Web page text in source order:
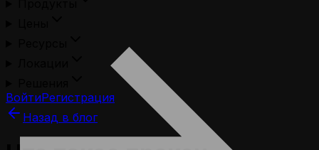
ВойтиРегистрация
Назад в блог